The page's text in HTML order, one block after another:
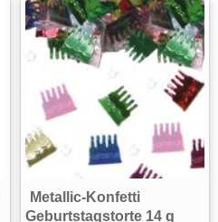
Metallic-Konfetti
Geburtstagstorte 14 g